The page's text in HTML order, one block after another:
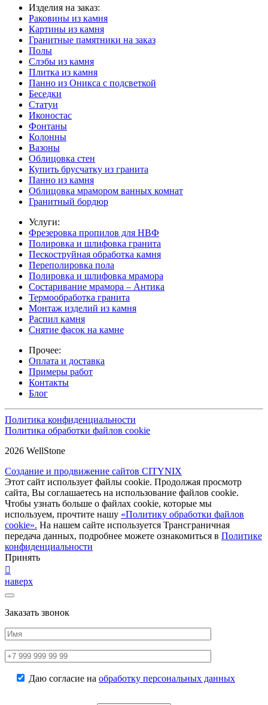
Изделия на заказ:
Раковины из камня
Картины из камня
Гранитные памятники на заказ
Полы
Слэбы из камня
Плитка из камня
Панно из Оникса с подсветкой
Беседки
Статуи
Иконостас
Фонтаны
Колонны
Вазоны
Облицовка стен
Купить брусчатку из гранита
Панно из камня
Облицовка мрамором ванных комнат
Гранитный бордюр
Услуги:
Фрезеровка пропилов для НВФ
Полировка и шлифовка гранита
Пескоструйная обработка камня
Переполировка пола
Полировка и шлифовка мрамора
Состаривание мрамора – Антика
Термообработка гранита
Монтаж изделий из камня
Распил камня
Снятие фасок на камне
Прочее:
Оплата и доставка
Примеры работ
Контакты
Блог
Политика конфиденциальности
Политика обработки файлов cookie
2026 WellStone
Создание и продвижение сайтов CITYNIX
Этот сайт использует файлы cookie. Продолжая просмотр
сайта, Вы соглашаетесь на использование файлов cookie.
Чтобы узнать больше о файлах cookie, которые мы
используем, прочтите нашу «Политику обработки файлов
cookie». На нашем сайте используется Трансграничная
передача данных, подробнее можете ознакомиться в Политике
конфиденциальности
Принять
наверх
Заказать звонок
Даю согласие на обработку персональных данных